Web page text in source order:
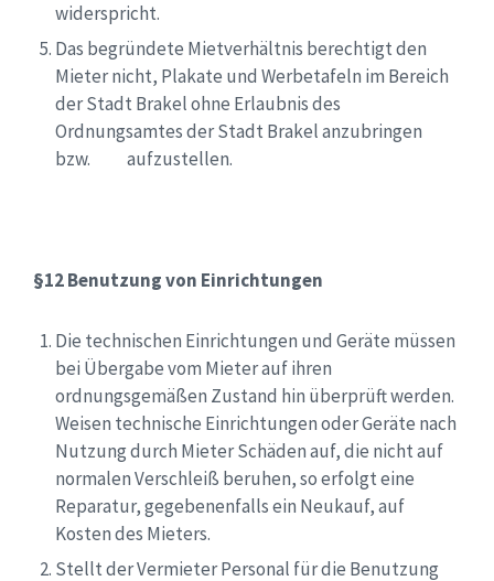
widerspricht.
Das begründete Mietverhältnis berechtigt den
Mieter nicht, Plakate und Werbetafeln im Bereich
der Stadt Brakel ohne Erlaubnis des
Ordnungsamtes der Stadt Brakel anzubringen
bzw. aufzustellen.
§12 Benutzung von Einrichtungen
Die technischen Einrichtungen und Geräte müssen
bei Übergabe vom Mieter auf ihren
ordnungsgemäßen Zustand hin überprüft werden.
Weisen technische Einrichtungen oder Geräte nach
Nutzung durch Mieter Schäden auf, die nicht auf
normalen Verschleiß beruhen, so erfolgt eine
Reparatur, gegebenenfalls ein Neukauf, auf
Kosten des Mieters.
Stellt der Vermieter Personal für die Benutzung